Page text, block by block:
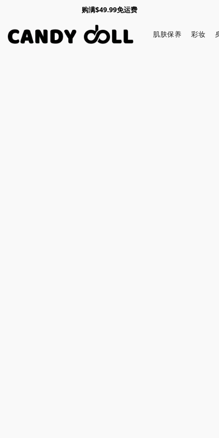
购满$49.99免运费
肌肤保养 彩妆